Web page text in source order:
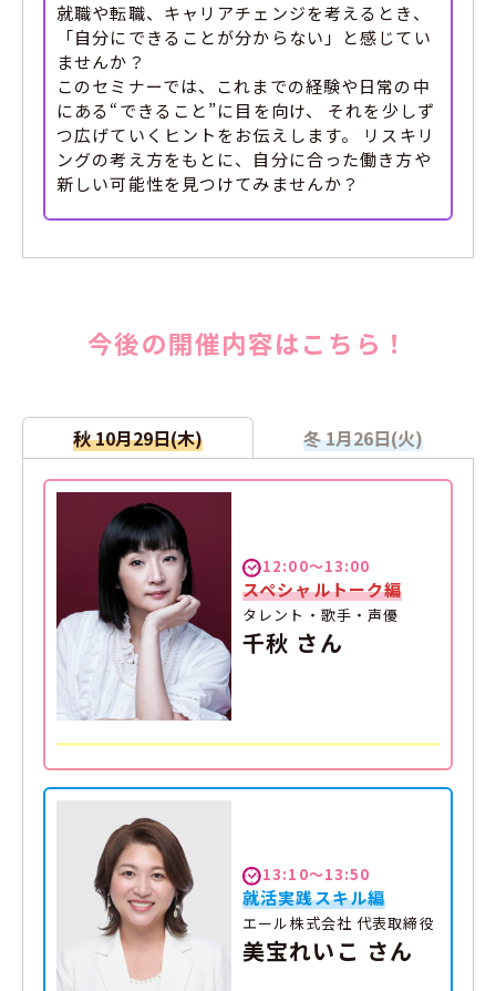
就職や転職、キャリアチェンジを考えるとき、
「自分にできることが分からない」と感じてい
ませんか？
このセミナーでは、これまでの経験や日常の中
にある“できること”に目を向け、 それを少しず
つ広げていくヒントをお伝えします。 リスキリ
ングの考え方をもとに、自分に合った働き方や
新しい可能性を見つけてみませんか？
今後の開催内容はこちら！
秋 10月29日(木) 冬 1月26日(火)
12:00～13:00
スペシャルトーク編
タレント・歌手・声優
千秋 さん
13:10～13:50
就活実践スキル編
エール株式会社 代表取締役
美宝れいこ さん